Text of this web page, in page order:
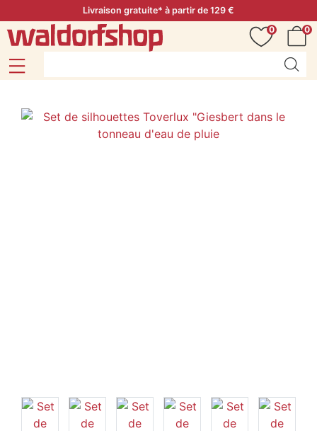
Livraison gratuite* à partir de 129 €
0
0